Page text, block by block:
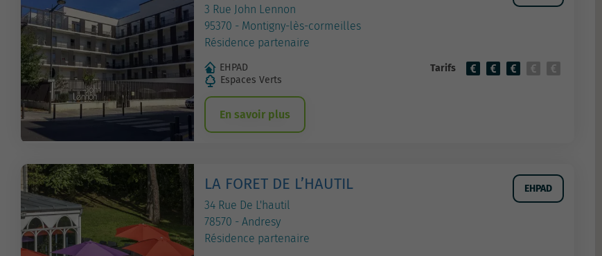
3 Rue John Lennon
95370 - Montigny-lès-cormeilles
Résidence partenaire
EHPAD
Espaces Verts
Tarifs
En savoir plus
LA FORET DE L’HAUTIL
34 Rue De L'hautil
78570 - Andresy
Résidence partenaire
EHPAD